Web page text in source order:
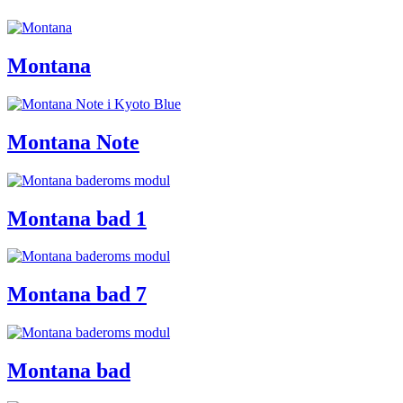
Montana
Montana Note
Montana bad 1
Montana bad 7
Montana bad